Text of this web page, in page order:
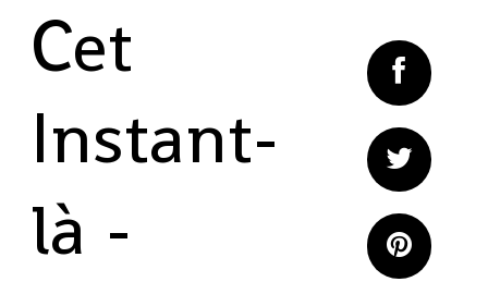
Cet
Instant-
là -